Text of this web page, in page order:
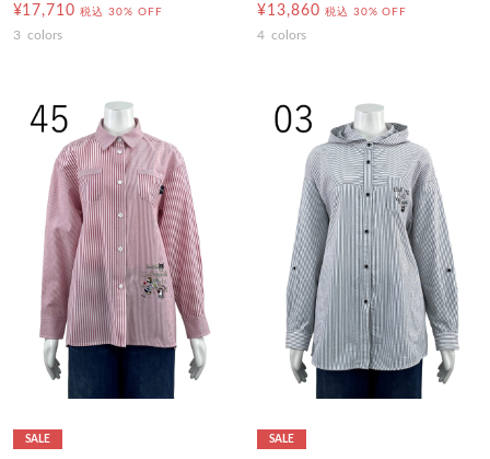
¥17,710 税込 30% OFF
3 colors
¥13,860 税込 30% OFF
4 colors
SALE SALE